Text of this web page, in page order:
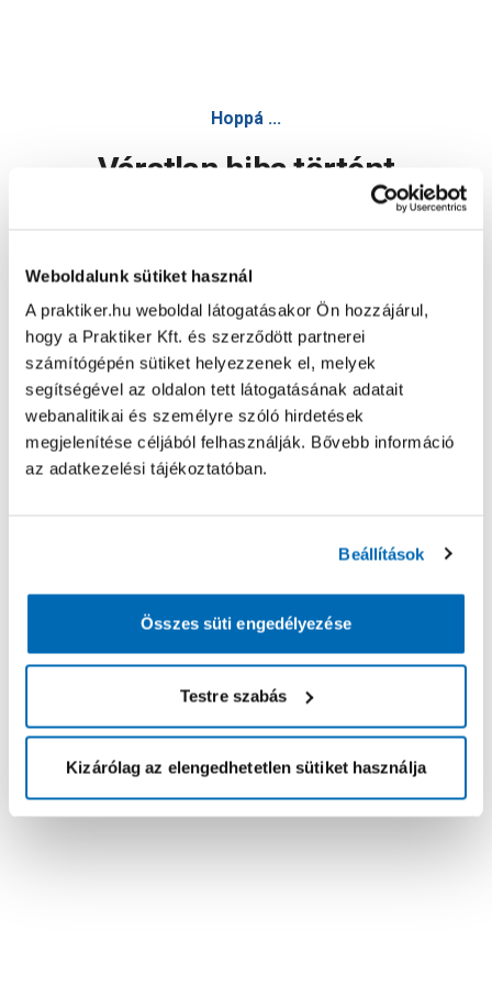
Weboldalunk sütiket használ
A praktiker.hu weboldal látogatásakor Ön hozzájárul,
hogy a Praktiker Kft. és szerződött partnerei
számítógépén sütiket helyezzenek el, melyek
segítségével az oldalon tett látogatásának adatait
webanalitikai és személyre szóló hirdetések
megjelenítése céljából felhasználják. Bővebb információ
az adatkezelési tájékoztatóban.
Beállítások
Összes süti engedélyezése
Testre szabás
Kizárólag az elengedhetetlen sütiket használja
Hoppá ...
Váratlan hiba történt
Oldal újratöltése